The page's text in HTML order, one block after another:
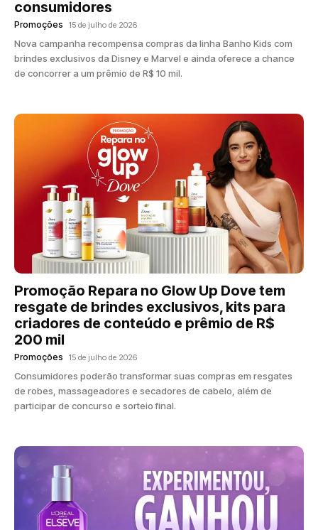
consumidores
Promoções 15 de julho de 2026
Nova campanha recompensa compras da linha Banho Kids com
brindes exclusivos da Disney e Marvel e ainda oferece a chance
de concorrer a um prêmio de R$ 10 mil.
Promoção Repara no Glow Up Dove tem
resgate de brindes exclusivos, kits para
criadores de conteúdo e prêmio de R$
200 mil
Promoções 15 de julho de 2026
Consumidores poderão transformar suas compras em resgates
de robes, massageadores e secadores de cabelo, além de
participar de concurso e sorteio final.